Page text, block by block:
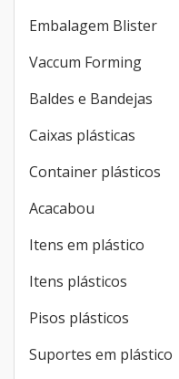
Embalagem Blister
Vaccum Forming
Baldes e Bandejas
Caixas plásticas
Container plásticos
Acacabou
Itens em plástico
Itens plásticos
Pisos plásticos
Suportes em plástico